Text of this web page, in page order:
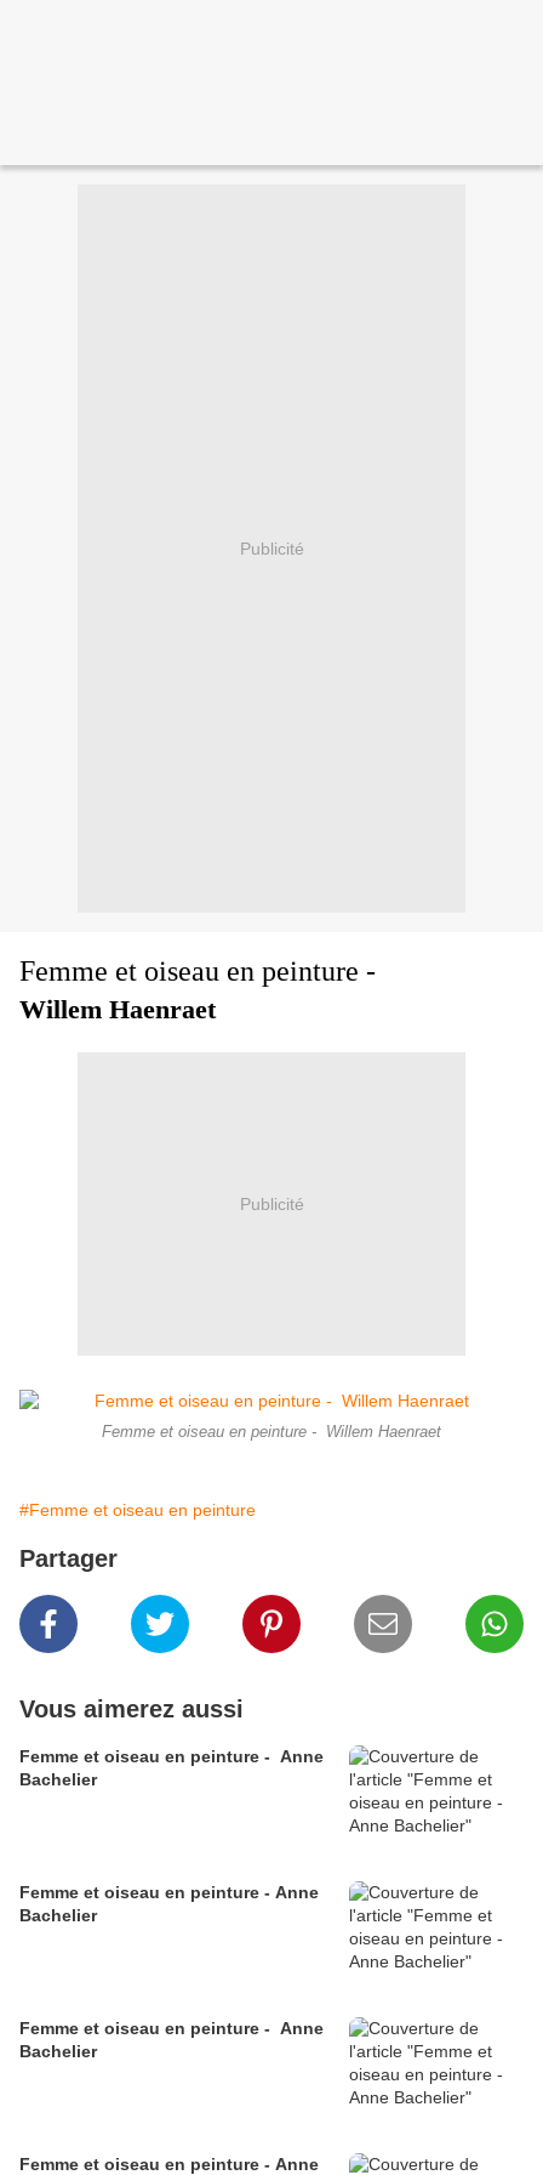
Publicité
Femme et oiseau en peinture -
Willem Haenraet
Publicité
Femme et oiseau en peinture - Willem Haenraet
#Femme et oiseau en peinture
Partager
Vous aimerez aussi
Femme et oiseau en peinture - Anne
Bachelier
Femme et oiseau en peinture - Anne
Bachelier
Femme et oiseau en peinture - Anne
Bachelier
Femme et oiseau en peinture - Anne